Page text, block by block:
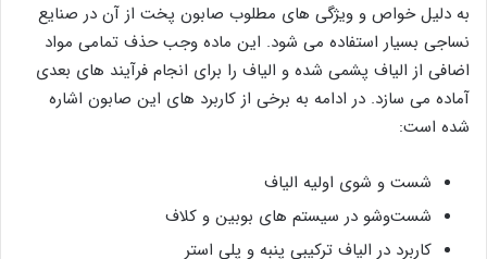
به دلیل خواص و ویژگی های مطلوب صابون پخت از آن در صنایع
نساجی بسیار استفاده می شود. این ماده وجب حذف تمامی مواد
اضافی از الیاف پشمی شده و الیاف را برای انجام فرآیند های بعدی
آماده می سازد. در ادامه به برخی از کاربرد های این صابون اشاره
شده است:
شست و شوی اولیه الیاف
شست‌وشو در سیستم های بوبین و کلاف
کاربرد در الیاف ترکیبی پنبه و پلی استر